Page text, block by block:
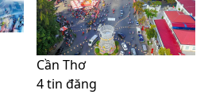
Cần Thơ
4 tin đăng